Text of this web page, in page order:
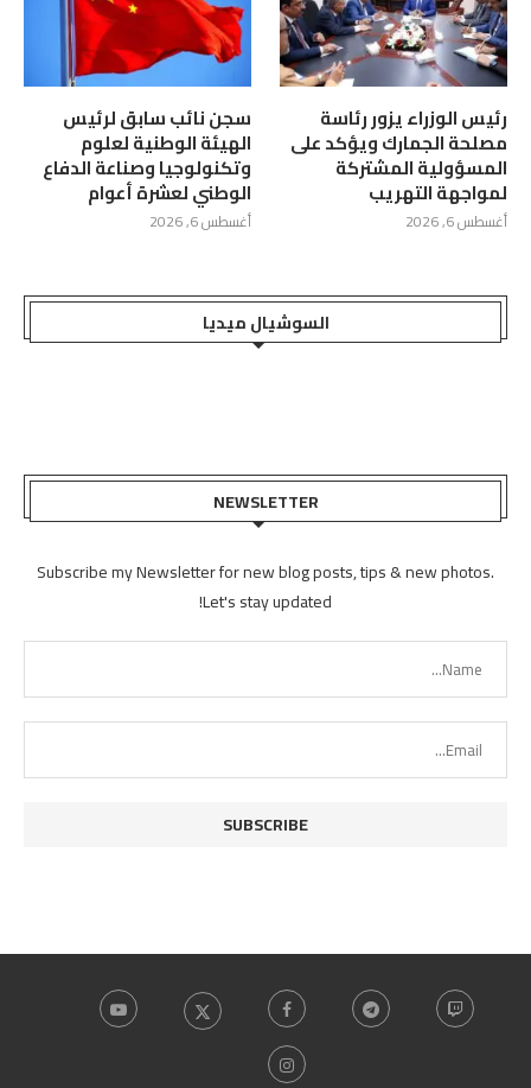
رئيس الوزراء يزور رئاسة
مصلحة الجمارك ويؤكد على
المسؤولية المشتركة
لمواجهة التهريب
أغسطس 6, 2026
سجن نائب سابق لرئيس
الهيئة الوطنية لعلوم
وتكنولوجيا وصناعة الدفاع
الوطني لعشرة أعوام
أغسطس 6, 2026
السوشيال ميديا
NEWSLETTER
Subscribe my Newsletter for new blog posts, tips & new photos.
Let's stay updated!